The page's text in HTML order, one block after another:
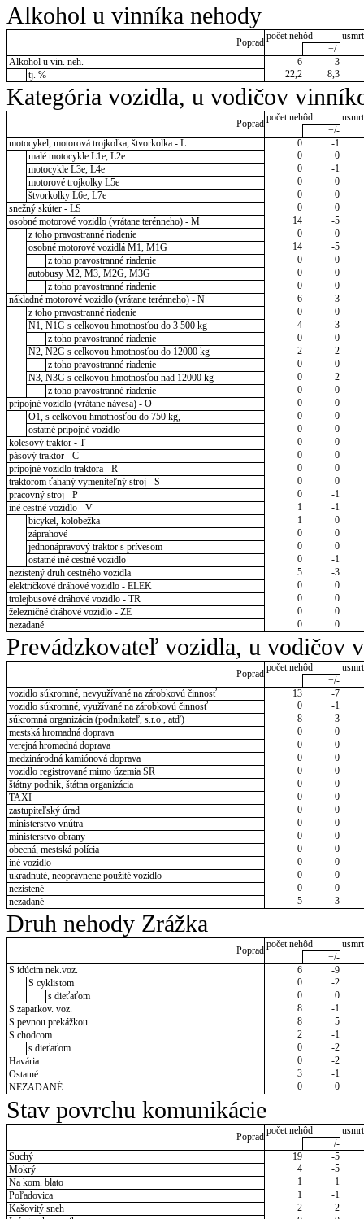
Alkohol u vinníka nehody
Poprad
počet nehôd
+/-
Alkohol u vin. neh.
6
3
tj. %
22,2 8,3
Kategória vozidla, u vodičov
Poprad
počet nehôd
+/-
motocykel, motorová trojkolka, štvorkolka - L
0
-1
malé motocykle L1e, L2e
0
0
motocykle L3e, L4e
0
-1
motorové trojkolky L5e
0
0
štvorkolky L6e, L7e
0
0
snežný skúter - LS
0
0
osobné motorové vozidlo (vrátane terénneho) - M
14
-5
z toho pravostranné riadenie
0
0
osobné motorové vozidlá M1, M1G
14
-5
z toho pravostranné riadenie
0
0
autobusy M2, M3, M2G, M3G
0
0
z toho pravostranné riadenie
0
0
nákladné motorové vozidlo (vrátane terénneho) - N
6
3
z toho pravostranné riadenie
0
0
N1, N1G s celkovou hmotnosťou do 3 500 kg
4
3
z toho pravostranné riadenie
0
0
N2, N2G s celkovou hmotnosťou do 12000 kg
2
2
z toho pravostranné riadenie
0
0
N3, N3G s celkovou hmotnosťou nad 12000 kg
0
-2
z toho pravostranné riadenie
0
0
prípojné vozidlo (vrátane návesa) - O
0
0
O1, s celkovou hmotnosťou do 750 kg,
0
0
ostatné prípojné vozidlo
0
0
kolesový traktor - T
0
0
pásový traktor - C
0
0
prípojné vozidlo traktora - R
0
0
traktorom ťahaný vymeniteľný stroj - S
0
0
pracovný stroj - P
0
-1
iné cestné vozidlo - V
1
-1
bicykel, kolobežka
1
0
záprahové
0
0
jednonápravový traktor s prívesom
0
0
ostatné iné cestné vozidlo
0
-1
nezistený druh cestného vozidla
5
-3
električkové dráhové vozidlo - ELEK
0
0
trolejbusové dráhové vozidlo - TR
0
0
železničné dráhové vozidlo - ZE
0
0
nezadané
0 0
Prevádzkovateľ vozidla, u vodičov
Poprad
počet nehôd
+/-
vozidlo súkromné, nevyužívané na zárobkovú činnosť
13
-7
vozidlo súkromné, využívané na zárobkovú činnosť
0
-1
súkromná organizácia (podnikateľ, s.r.o., atď)
8
3
mestská hromadná doprava
0
0
verejná hromadná doprava
0
0
medzinárodná kamiónová doprava
0
0
vozidlo registrované mimo územia SR
0
0
štátny podnik, štátna organizácia
0
0
TAXI
0
0
zastupiteľský úrad
0
0
ministerstvo vnútra
0
0
ministerstvo obrany
0
0
obecná, mestská polícia
0
0
iné vozidlo
0
0
ukradnuté, neoprávnene použité vozidlo
0
0
nezistené
0
0
nezadané
5 -3
Druh nehody Zrážka
Poprad
počet nehôd
+/-
S idúcim nek.voz.
6
-9
S cyklistom
0
-2
s dieťaťom
0
0
S zaparkov. voz.
8
-1
S pevnou prekážkou
8
5
S chodcom
2
-1
s dieťaťom
0
-2
Havária
0
-2
Ostatné
3
-1
NEZADANÉ
0 0
Stav povrchu komunikácie
Poprad
počet nehôd
+/-
Suchý
19
-5
Mokrý
4
-5
Na kom. blato
1
1
Poľadovica
1
-1
Kašovitý sneh
2
2